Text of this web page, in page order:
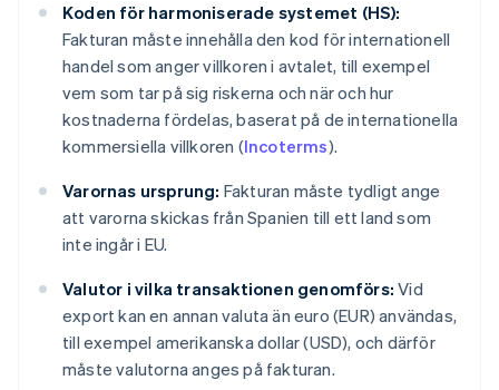
Koden för harmoniserade systemet (HS):
Fakturan måste innehålla den kod för internationell
handel som anger villkoren i avtalet, till exempel
vem som tar på sig riskerna och när och hur
kostnaderna fördelas, baserat på de internationella
kommersiella villkoren (Incoterms).
Varornas ursprung: Fakturan måste tydligt ange
att varorna skickas från Spanien till ett land som
inte ingår i EU.
Valutor i vilka transaktionen genomförs: Vid
export kan en annan valuta än euro (EUR) användas,
till exempel amerikanska dollar (USD), och därför
måste valutorna anges på fakturan.